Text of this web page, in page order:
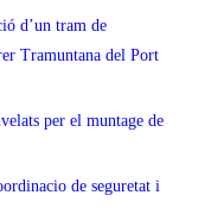
d’un tram de
Tramuntana del Port
per el muntage de
de seguretat i